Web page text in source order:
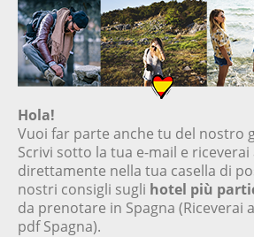
Hola!
Vuoi far parte anche tu del nostro
Scrivi sotto la tua e-mail e riceverai
direttamente nella tua casella di
nostri consigli sugli hotel più
da prenotare in Spagna (Riceverai
pdf Spagna).